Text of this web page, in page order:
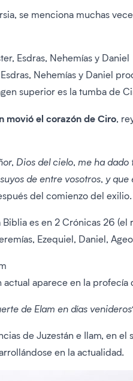
se menciona muchas
Esdras, Nehemías y Daniel
Nehemías y Daniel
superior es la tumba de
movió el corazón de Ciro,
Dios del cielo, me ha
de entre vosotros, y que
del comienzo del exilio.
es en 2 Crónicas 26
Ezequiel, Daniel,
aparece en la
de Elam en días
de Juzestán e Ilam, en
en la actualidad.